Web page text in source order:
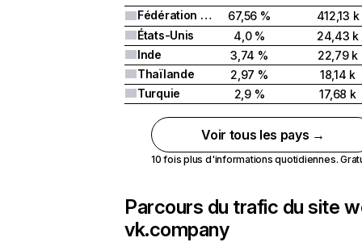
Fédération de Russie
67,56 %
412,13 k
États-Unis
4,0 %
24,43 k
Inde
3,74 %
22,79 k
Thaïlande
2,97 %
18,14 k
Turquie
2,9 % 17,68 k
Voir tous les pays →
10 fois plus d'informations quotidiennes.
Parcours du trafic du site
vk.company